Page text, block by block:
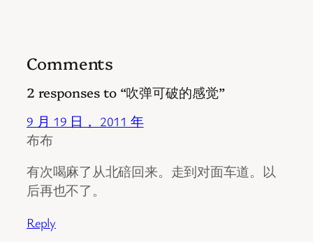
Comments
2 responses to “吹弹可破的感觉”
9 月 19 日， 2011 年
布布
有次喝麻了从北碚回来。走到对面车道。以
后再也不了。
Reply